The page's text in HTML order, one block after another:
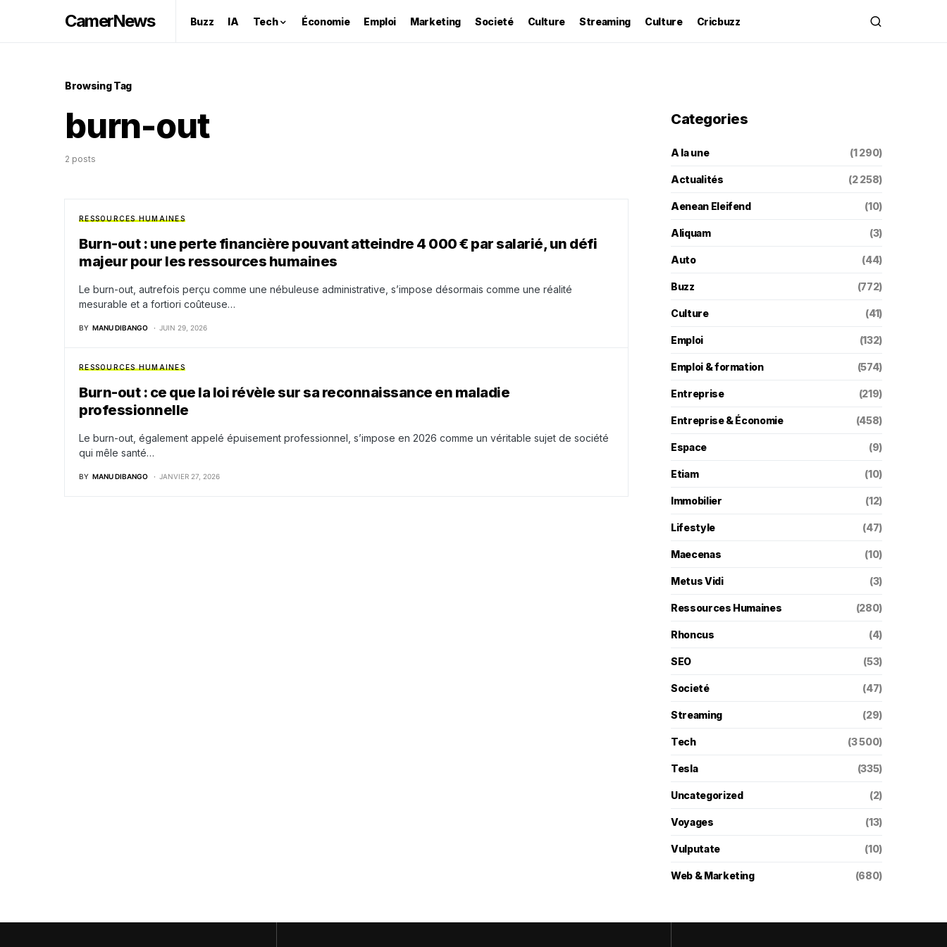
CamerNews Buzz IA Tech Économie Emploi Marketing Societé Culture Streaming Culture Cricbuzz
Browsing Tag
burn-out
2 posts
RESSOURCES HUMAINES
Burn-out : une perte financière pouvant atteindre 4 000 € par salarié, un défi
majeur pour les ressources humaines
Le burn-out, autrefois perçu comme une nébuleuse administrative, s’impose désormais comme une réalité
mesurable et a fortiori coûteuse…
BY MANU DIBANGO JUIN 29, 2026
RESSOURCES HUMAINES
Burn-out : ce que la loi révèle sur sa reconnaissance en maladie
professionnelle
Le burn-out, également appelé épuisement professionnel, s’impose en 2026 comme un véritable sujet de société
qui mêle santé…
BY MANU DIBANGO JANVIER 27, 2026
Categories
A la une (1 290)
Actualités (2 258)
Aenean Eleifend (10)
Aliquam (3)
Auto (44)
Buzz (772)
Culture (41)
Emploi (132)
Emploi & formation (574)
Entreprise (219)
Entreprise & Économie (458)
Espace (9)
Etiam (10)
Immobilier (12)
Lifestyle (47)
Maecenas (10)
Metus Vidi (3)
Ressources Humaines (280)
Rhoncus (4)
SEO (53)
Societé (47)
Streaming (29)
Tech (3 500)
Tesla (335)
Uncategorized (2)
Voyages (13)
Vulputate (10)
Web & Marketing (680)